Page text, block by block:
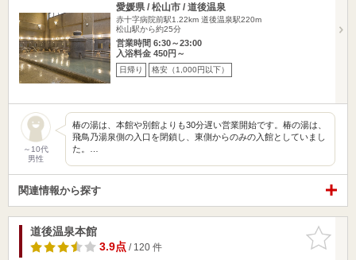
愛媛県 / 松山市 / 道後温泉
赤十字病院前駅1.22km 道後温泉駅220m
松山駅から約25分
営業時間 6:30～23:00
入浴料金 450円～
日帰り 格安（1,000円以下）
～10代
男性
椿の湯は、本館や別館よりも30分遅い営業開始です。椿の湯は、
飛鳥乃湯泉側の入口を閉鎖し、東側からのみの入館としていまし
た。…
関連情報から探す
お気に入
りに追加
道後温泉本館
3.9点/ 120 件